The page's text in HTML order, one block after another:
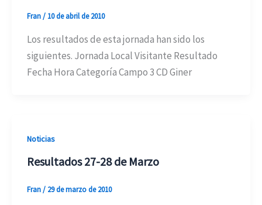
Fran/ 10 de abril de 2010
Los resultados de esta jornada han sido los
siguientes. Jornada Local Visitante Resultado
Fecha Hora Categoría Campo 3 CD Giner
Noticias
Resultados 27-28 de Marzo
Fran/ 29 de marzo de 2010